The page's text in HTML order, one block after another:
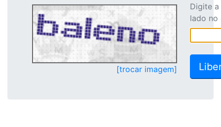
[trocar imagem]
Digite
lado no